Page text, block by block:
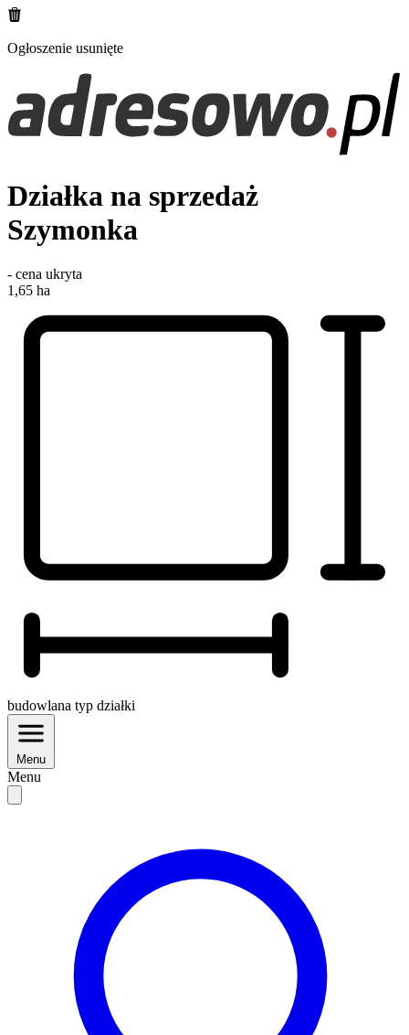
Ogłoszenie usunięte
Działka na sprzedaż
Szymonka
- cena ukryta
1,65 ha
budowlana typ działki
Menu
Menu